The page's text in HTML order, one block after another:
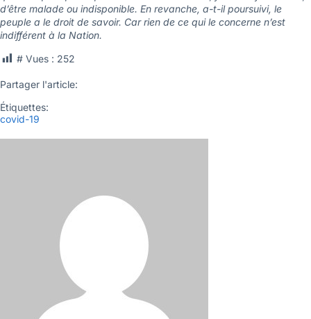
d’être malade ou indisponible. En revanche, a-t-il poursuivi, le
peuple a le droit de savoir. Car rien de ce qui le concerne n’est
indifférent à la Nation.
# Vues : 252
Partager l'article:
Étiquettes:
covid-19